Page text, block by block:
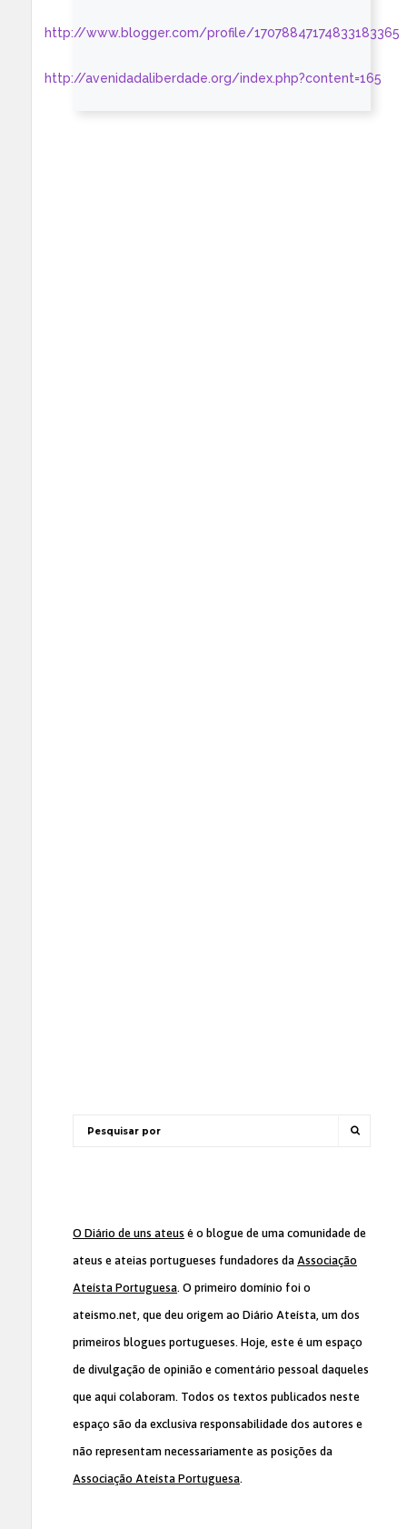
http://www.blogger.com/profile/17078847174833183365
http://avenidadaliberdade.org/index.php?content=165
O Diário de uns ateus é o blogue de uma comunidade de
ateus e ateias portugueses fundadores da Associação
Ateísta Portuguesa. O primeiro domínio foi o
ateismo.net, que deu origem ao Diário Ateísta, um dos
primeiros blogues portugueses. Hoje, este é um espaço
de divulgação de opinião e comentário pessoal daqueles
que aqui colaboram. Todos os textos publicados neste
espaço são da exclusiva responsabilidade dos autores e
não representam necessariamente as posições da
Associação Ateísta Portuguesa.